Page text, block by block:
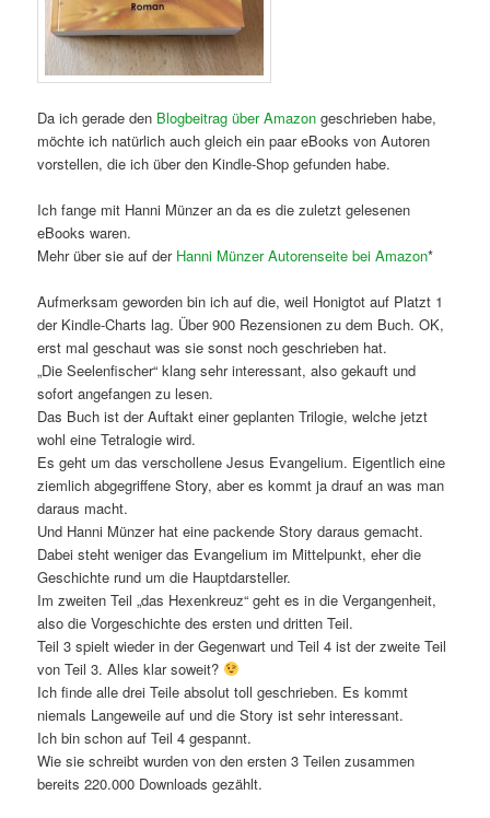
Da ich gerade den Blogbeitrag über Amazon geschrieben habe,
möchte ich natürlich auch gleich ein paar eBooks von Autoren
vorstellen, die ich über den Kindle-Shop gefunden habe.
Ich fange mit Hanni Münzer an da es die zuletzt gelesenen
eBooks waren.
Mehr über sie auf der Hanni Münzer Autorenseite bei Amazon*
Aufmerksam geworden bin ich auf die, weil Honigtot auf Platzt 1
der Kindle-Charts lag. Über 900 Rezensionen zu dem Buch. OK,
erst mal geschaut was sie sonst noch geschrieben hat.
„Die Seelenfischer“ klang sehr interessant, also gekauft und
sofort angefangen zu lesen.
Das Buch ist der Auftakt einer geplanten Trilogie, welche jetzt
wohl eine Tetralogie wird.
Es geht um das verschollene Jesus Evangelium. Eigentlich eine
ziemlich abgegriffene Story, aber es kommt ja drauf an was man
daraus macht.
Und Hanni Münzer hat eine packende Story daraus gemacht.
Dabei steht weniger das Evangelium im Mittelpunkt, eher die
Geschichte rund um die Hauptdarsteller.
Im zweiten Teil „das Hexenkreuz“ geht es in die Vergangenheit,
also die Vorgeschichte des ersten und dritten Teil.
Teil 3 spielt wieder in der Gegenwart und Teil 4 ist der zweite Teil
von Teil 3. Alles klar soweit?
Ich finde alle drei Teile absolut toll geschrieben. Es kommt
niemals Langeweile auf und die Story ist sehr interessant.
Ich bin schon auf Teil 4 gespannt.
Wie sie schreibt wurden von den ersten 3 Teilen zusammen
bereits 220.000 Downloads gezählt.